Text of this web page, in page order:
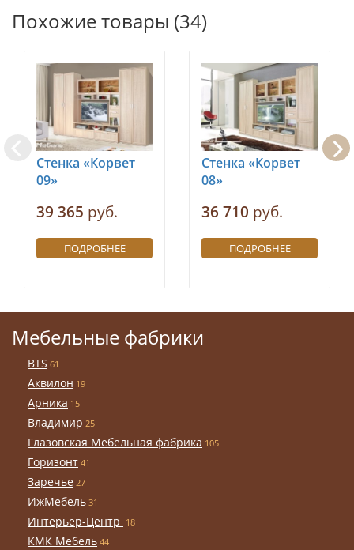
Похожие товары (34)
Стенка «Корвет
09»
39 365 руб.
ПОДРОБНЕЕ
Стенка «Корвет
08»
36 710 руб.
ПОДРОБНЕЕ
Мебельные фабрики
BTS 61
Аквилон 19
Арника 15
Владимир 25
Глазовская Мебельная фабрика 105
Горизонт 41
Заречье 27
ИжМебель 31
Интерьер-Центр 18
КМК Мебель 44